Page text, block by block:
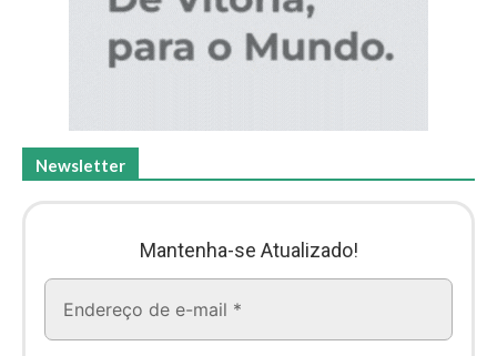
Newsletter
Mantenha-se Atualizado!